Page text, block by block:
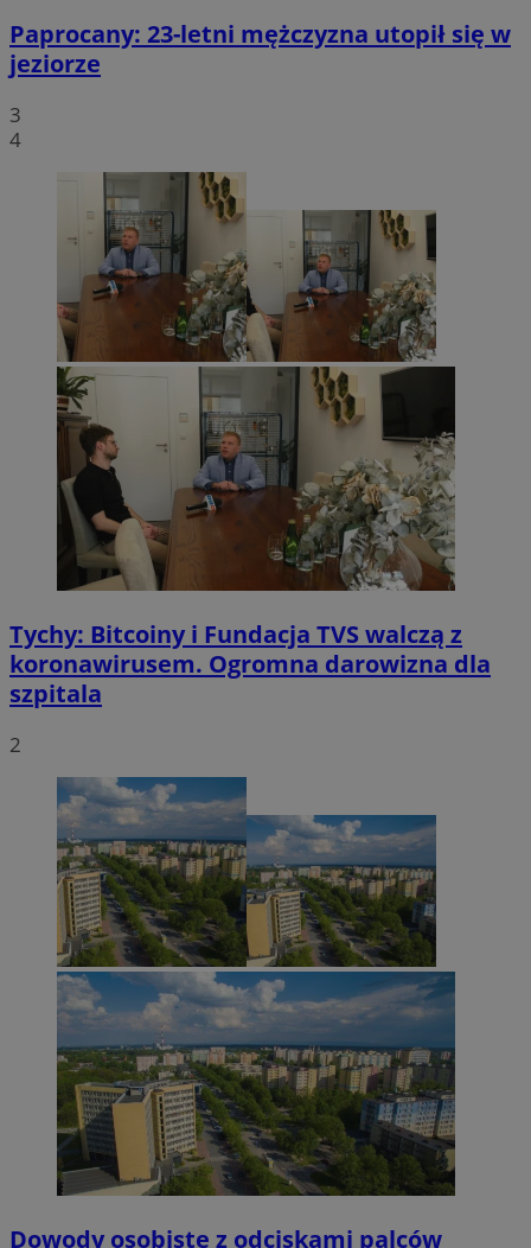
Paprocany: 23-letni mężczyzna utopił się w
jeziorze
3
4
Tychy: Bitcoiny i Fundacja TVS walczą z
koronawirusem. Ogromna darowizna dla
szpitala
2
Dowody osobiste z odciskami palców